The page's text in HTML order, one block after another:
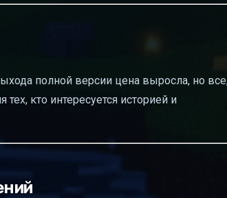
полной версии цена выросла, но
кто интересуется историей и